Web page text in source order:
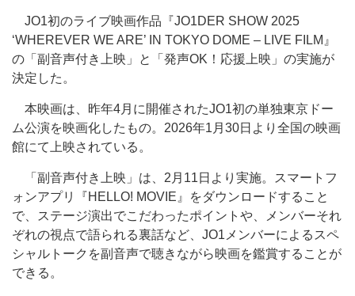
JO1初のライブ映画作品『JO1DER SHOW 2025
‘WHEREVER WE ARE’ IN TOKYO DOME – LIVE FILM』
の「副音声付き上映」と「発声OK！応援上映」の実施が
決定した。
本映画は、昨年4月に開催されたJO1初の単独東京ドー
ム公演を映画化したもの。2026年1月30日より全国の映画
館にて上映されている。
「副音声付き上映」は、2月11日より実施。スマートフ
ォンアプリ『HELLO! MOVIE』をダウンロードすること
で、ステージ演出でこだわったポイントや、メンバーそれ
ぞれの視点で語られる裏話など、JO1メンバーによるスペ
シャルトークを副音声で聴きながら映画を鑑賞することが
できる。